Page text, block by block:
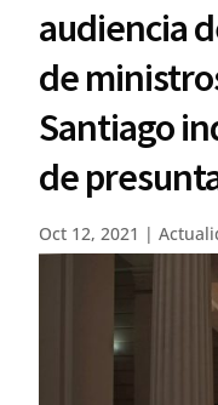
audiencia
de
Santiago
de
Oct 12, 2021 |